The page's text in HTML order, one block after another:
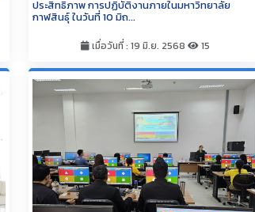
ประสิทธิภาพ การปฏิบัติงานภายในมหาวิทยาลัย
กาฬสินธุ์ ในวันที่ 10 มิถ...
เมื่อวันที่ : 19 มิ.ย. 2568 15